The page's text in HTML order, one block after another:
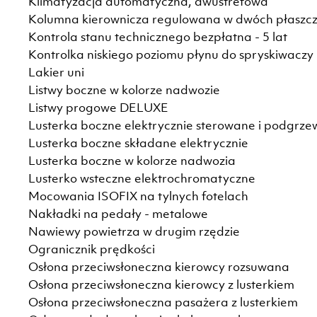
Kolumna kierownicza regulowana w dwóch
Kontrola stanu technicznego bezpłatna - 5 lat
Kontrolka niskiego poziomu płynu do spryskiwaczy
Lakier uni
Listwy boczne w kolorze nadwozie
Listwy progowe DELUXE
Lusterka boczne elektrycznie sterowane i
Lusterka boczne składane elektrycznie
Lusterka boczne w kolorze nadwozia
Lusterko wsteczne elektrochromatyczne
Mocowania ISOFIX na tylnych fotelach
Nakładki na pedały - metalowe
Nawiewy powietrza w drugim rzędzie
Ogranicznik prędkości
Osłona przeciwsłoneczna kierowcy rozsuwana
Osłona przeciwsłoneczna kierowcy z lusterkiem
Osłona przeciwsłoneczna pasażera z lusterkiem